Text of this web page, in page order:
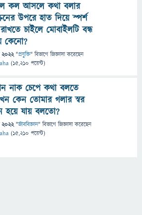
কল আসলে কথা বলার
উপরে হাত দিয়ে স্পর্শ
চাইলে মোবাইলটি বন্ধ
কেনো?
2022 "প্রযুক্তি" বিভাগে জিজ্ঞাসাকরেছেন
(15,210 পয়েন্ট)
নাক চেপে কথা বলতে
কেন তোমার গলার স্বর
হয়ে যায় বলতো?
2022 "জীববিজ্ঞান" বিভাগে জিজ্ঞাসাকরেছেন
(15,210 পয়েন্ট)